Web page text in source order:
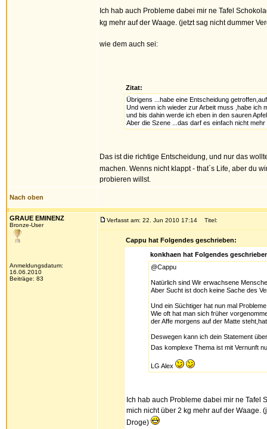
Ich hab auch Probleme dabei mir ne Tafel
kg mehr auf der Waage. (jetzt sag nicht dummer
wie dem auch sei:
Zitat:
Übrigens ...habe eine Entscheidung
Und wenn ich wieder zur Arbeit muss ,habe ich
und bis dahin werde ich eben in den sauren
Aber die Szene ...das darf es einfach nicht mehr
Das ist die richtige Entscheidung, und nur das
machen. Wenns nicht klappt - that´s Life, aber du
probieren willst.
Nach oben
GRAUE EMINENZ
Bronze-User
Anmeldungsdatum:
16.06.2010
Beiträge: 83
Verfasst am: 22. Jun 2010 17:14 Titel:
Cappu hat Folgendes geschrieben:
konkhaen hat Folgendes
@Cappu
Natürlich sind Wir erwachsene
Aber Sucht ist doch keine Sache des
Und ein Süchtiger hat nun mal
Wie oft hat man sich früher
der Affe morgens auf der Matte
Deswegen kann ich dein Statement
Das komplexe Thema ist mit Vernunft
LG Alex
Ich hab auch Probleme dabei mir ne
mich nicht über 2 kg mehr auf der Waage.
Droge)